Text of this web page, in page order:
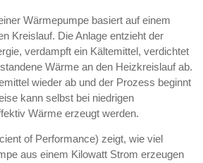
Wärmepumpe basiert auf einem
Kreislauf. Die Anlage entzieht der
verdampft ein Kältemittel, verdichtet
Wärme an den Heizkreislauf ab.
wieder ab und der Prozess beginnt
kann selbst bei niedrigen
Wärme erzeugt werden.
of Performance) zeigt, wie viel
aus einem Kilowatt Strom erzeugen